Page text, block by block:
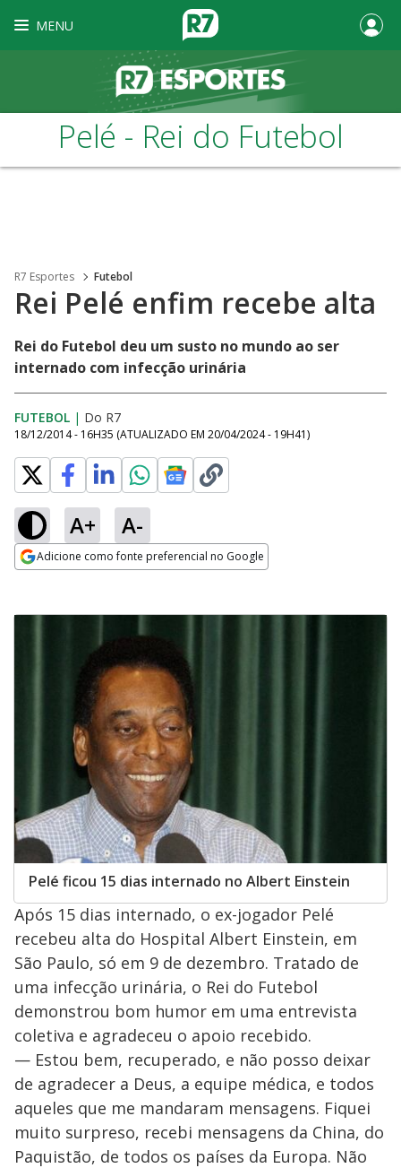
MENU
Pelé - Rei do Futebol
R7 Esportes Futebol
Rei Pelé enfim recebe alta
Rei do Futebol deu um susto no mundo ao ser
internado com infecção urinária
FUTEBOL | Do R7
18/12/2014 - 16H35 (ATUALIZADO EM 20/04/2024 - 19H41)
A+ A-
Adicione como fonte preferencial no Google
Pelé ficou 15 dias internado no Albert Einstein
Após 15 dias internado, o ex-jogador Pelé
recebeu alta do Hospital Albert Einstein, em
São Paulo, só em 9 de dezembro. Tratado de
uma infecção urinária, o Rei do Futebol
demonstrou bom humor em uma entrevista
coletiva e agradeceu o apoio recebido.
— Estou bem, recuperado, e não posso deixar
de agradecer a Deus, a equipe médica, e todos
aqueles que me mandaram mensagens. Fiquei
muito surpreso, recebi mensagens da China, do
Paquistão, de todos os países da Europa. Não